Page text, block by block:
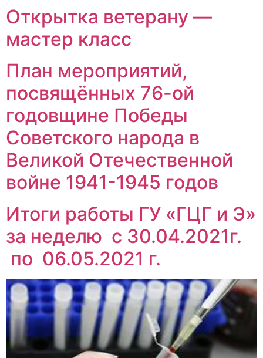
Открытка ветерану —
мастер класс
План мероприятий,
посвящённых 76-ой
годовщине Победы
Советского народа в
Великой Отечественной
войне 1941-1945 годов
Итоги работы ГУ «ГЦГ и Э»
за неделю с 30.04.2021г.
по 06.05.2021 г.